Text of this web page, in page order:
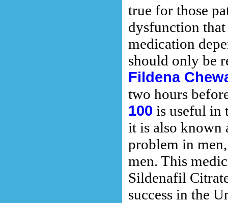
true for those
dysfunction
medication
should only be
Fildena
two hours
100 is useful in
it is also known
problem in
men. This
Sildenafil
success in the